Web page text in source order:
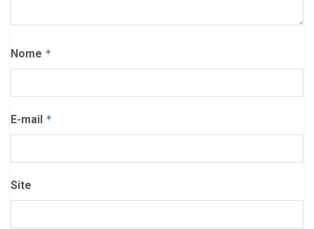
Nome *
E-mail *
Site